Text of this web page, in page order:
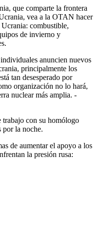
que comparte la frontera
vea a la OTAN hacer
combustible,
de invierno y
anuncien nuevos
principalmente los
tan desesperado por
organización no lo hará,
nuclear más amplia. -
trabajo con su homólogo
por la noche.
de aumentar el apoyo a los
la presión rusa: